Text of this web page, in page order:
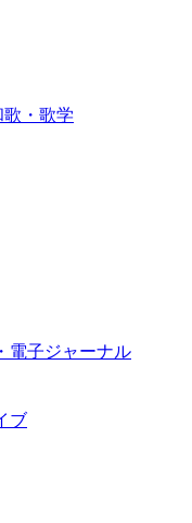
歌・歌学
電子ジャーナル
ブ